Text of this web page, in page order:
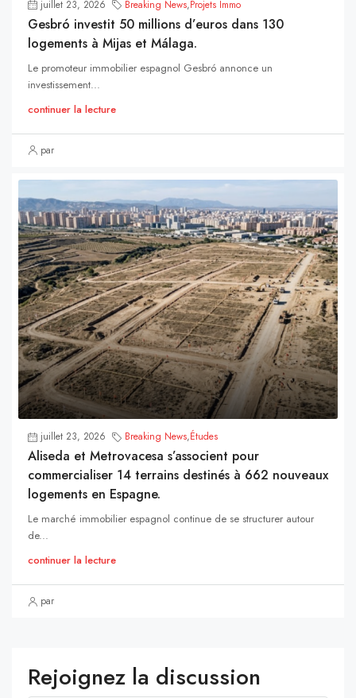
juillet 23, 2026 Breaking News,Projets Immo
Gesbró investit 50 millions d’euros dans 130
logements à Mijas et Málaga.
Le promoteur immobilier espagnol Gesbró annonce un
investissement...
continuer la lecture
par
juillet 23, 2026 Breaking News,Études
Aliseda et Metrovacesa s’associent pour
commercialiser 14 terrains destinés à 662 nouveaux
logements en Espagne.
Le marché immobilier espagnol continue de se structurer autour
de...
continuer la lecture
par
Rejoignez la discussion